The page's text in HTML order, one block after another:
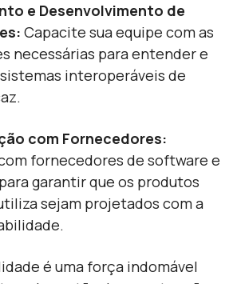
e Desenvolvimento de
Capacite sua equipe com as
necessárias para entender e
interoperáveis de
com Fornecedores:
fornecedores de software e
garantir que os produtos
sejam projetados com a
é uma força indomável